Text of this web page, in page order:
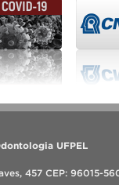
UFPEL
457 CEP: 96015-